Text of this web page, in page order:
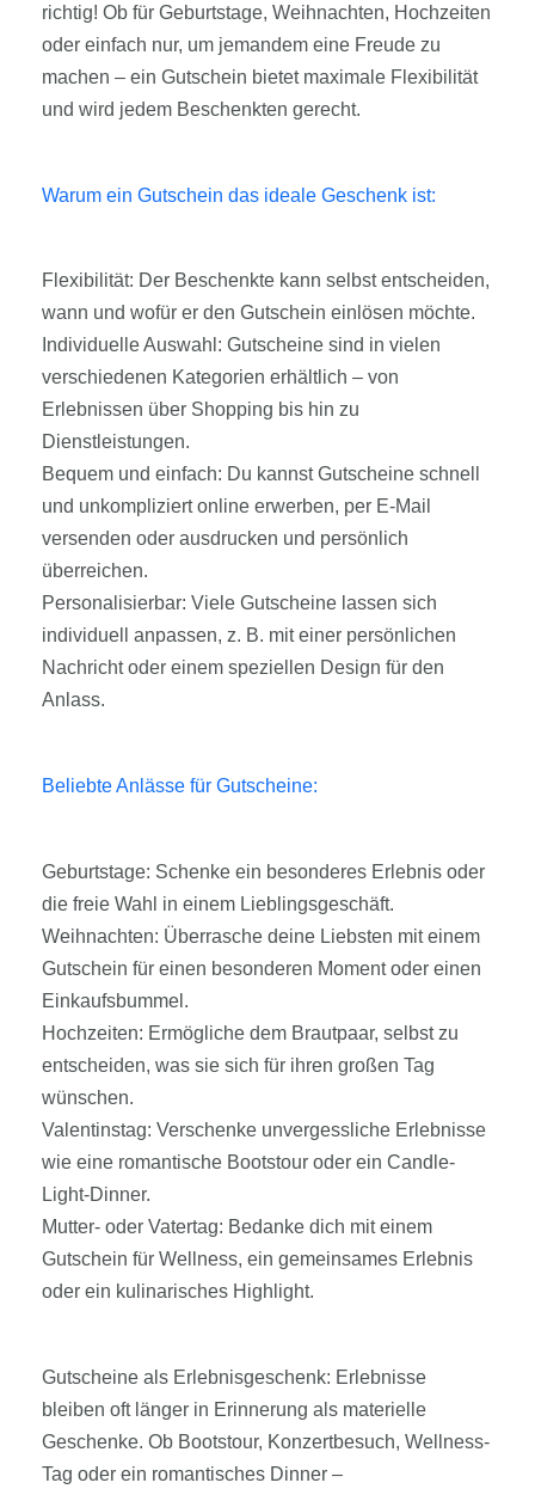
richtig! Ob für Geburtstage, Weihnachten, Hochzeiten
oder einfach nur, um jemandem eine Freude zu
machen – ein Gutschein bietet maximale Flexibilität
und wird jedem Beschenkten gerecht.
Warum ein Gutschein das ideale Geschenk ist:
Flexibilität: Der Beschenkte kann selbst entscheiden,
wann und wofür er den Gutschein einlösen möchte.
Individuelle Auswahl: Gutscheine sind in vielen
verschiedenen Kategorien erhältlich – von
Erlebnissen über Shopping bis hin zu
Dienstleistungen.
Bequem und einfach: Du kannst Gutscheine schnell
und unkompliziert online erwerben, per E-Mail
versenden oder ausdrucken und persönlich
überreichen.
Personalisierbar: Viele Gutscheine lassen sich
individuell anpassen, z. B. mit einer persönlichen
Nachricht oder einem speziellen Design für den
Anlass.
Beliebte Anlässe für Gutscheine:
Geburtstage: Schenke ein besonderes Erlebnis oder
die freie Wahl in einem Lieblingsgeschäft.
Weihnachten: Überrasche deine Liebsten mit einem
Gutschein für einen besonderen Moment oder einen
Einkaufsbummel.
Hochzeiten: Ermögliche dem Brautpaar, selbst zu
entscheiden, was sie sich für ihren großen Tag
wünschen.
Valentinstag: Verschenke unvergessliche Erlebnisse
wie eine romantische Bootstour oder ein Candle-
Light-Dinner.
Mutter- oder Vatertag: Bedanke dich mit einem
Gutschein für Wellness, ein gemeinsames Erlebnis
oder ein kulinarisches Highlight.
Gutscheine als Erlebnisgeschenk: Erlebnisse
bleiben oft länger in Erinnerung als materielle
Geschenke. Ob Bootstour, Konzertbesuch, Wellness-
Tag oder ein romantisches Dinner –